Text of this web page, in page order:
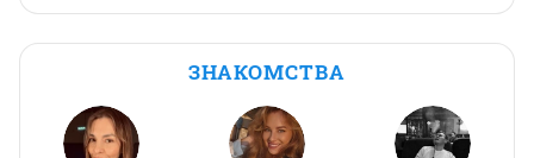
ЗНАКОМСТВА